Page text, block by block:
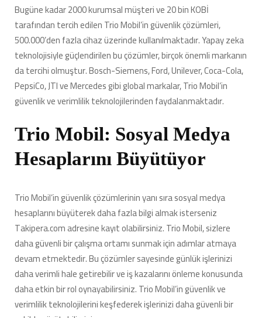
Bugüne kadar 2000 kurumsal müşteri ve 20 bin KOBİ
tarafından tercih edilen Trio Mobil’in güvenlik çözümleri,
500.000’den fazla cihaz üzerinde kullanılmaktadır. Yapay zeka
teknolojisiyle güçlendirilen bu çözümler, birçok önemli markanın
da tercihi olmuştur. Bosch-Siemens, Ford, Unilever, Coca-Cola,
PepsiCo, JTI ve Mercedes gibi global markalar, Trio Mobil’in
güvenlik ve verimlilik teknolojilerinden faydalanmaktadır.
Trio Mobil: Sosyal Medya
Hesaplarını Büyütüyor
Trio Mobil’in güvenlik çözümlerinin yanı sıra sosyal medya
hesaplarını büyüterek daha fazla bilgi almak isterseniz
Takipera.com adresine kayıt olabilirsiniz. Trio Mobil, sizlere
daha güvenli bir çalışma ortamı sunmak için adımlar atmaya
devam etmektedir. Bu çözümler sayesinde günlük işlerinizi
daha verimli hale getirebilir ve iş kazalarını önleme konusunda
daha etkin bir rol oynayabilirsiniz. Trio Mobil’in güvenlik ve
verimlilik teknolojilerini keşfederek işlerinizi daha güvenli bir